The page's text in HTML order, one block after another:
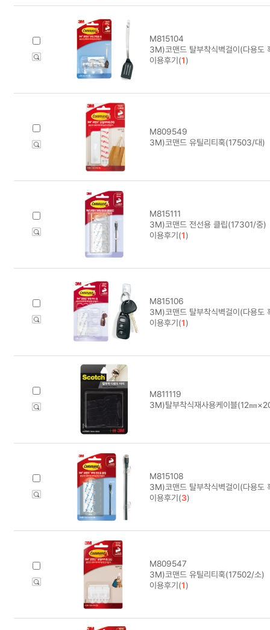
M815104
3M)코맨드 탈부착식벽걸이(다용
이용후기(1)
M809549
3M)코맨드 유틸리티훅(17503/대)
M815111
3M)코맨드 전선용 클립(17301/중)
이용후기(1)
M815106
3M)코맨드 탈부착식벽걸이(다용
이용후기(1)
M811119
3M)탈부착식재사용케이블(12㎜
M815108
3M)코맨드 탈부착식벽걸이(다용도
이용후기(3)
M809547
3M)코맨드 유틸리티훅(17502/소)
이용후기(1)